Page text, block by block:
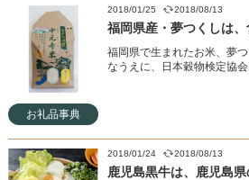
2018/01/25 2018/08/13
福岡県で生まれたお米、夢
なうえに、日本穀物検定協
お礼品事典
2018/01/24 2018/08/13
鹿児島黒牛は、鹿児島県